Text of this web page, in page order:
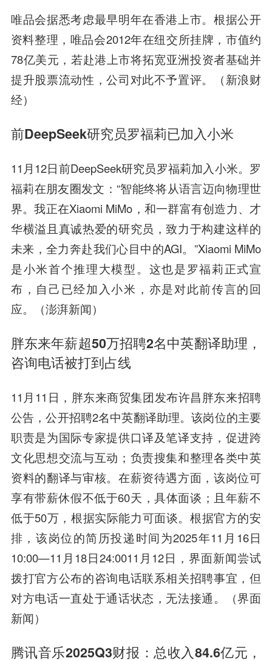
唯品会据悉考虑最早明年在香港上市。根据公开
资料整理，唯品会2012年在纽交所挂牌，市值约
78亿美元，若赴港上市将拓宽亚洲投资者基础并
提升股票流动性，公司对此不予置评。（新浪财
经）
前DeepSeek研究员罗福莉已加入小米
11月12日前DeepSeek研究员罗福莉加入小米。罗
福莉在朋友圈发文：“智能终将从语言迈向物理世
界。我正在Xiaomi MiMo，和一群富有创造力、才
华横溢且真诚热爱的研究员，致力于构建这样的
未来，全力奔赴我们心目中的AGI。”Xiaomi MiMo
是小米首个推理大模型。这也是罗福莉正式宣
布，自己已经加入小米，亦是对此前传言的回
应。（澎湃新闻）
胖东来年薪超50万招聘2名中英翻译助理，
咨询电话被打到占线
11月11日，胖东来商贸集团发布许昌胖东来招聘
公告，公开招聘2名中英翻译助理。该岗位的主要
职责是为国际专家提供口译及笔译支持，促进跨
文化思想交流与互动；负责搜集和整理各类中英
资料的翻译与审核。在薪资待遇方面，该岗位可
享有带薪休假不低于60天，具体面谈；且年薪不
低于50万，根据实际能力可面谈。根据官方的安
排，该岗位的简历投递时间为2025年11月16日
10:00—11月18日24:0011月12日，界面新闻尝试
拨打官方公布的咨询电话联系相关招聘事宜，但
对方电话一直处于通话状态，无法接通。（界面
新闻）
腾讯音乐2025Q3财报：总收入84.6亿元，